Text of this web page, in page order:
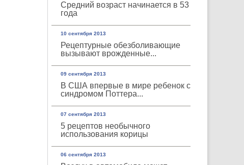
Средний возраст начинается в 53
года
10 сентября 2013
Рецептурные обезболивающие
вызывают врожденные...
09 сентября 2013
В США впервые в мире ребенок с
синдромом Поттера...
07 сентября 2013
5 рецептов необычного
использования корицы
06 сентября 2013